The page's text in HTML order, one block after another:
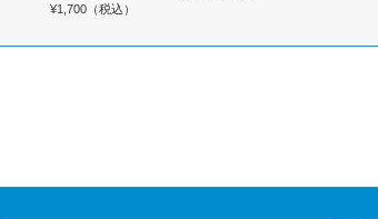
¥1,700（税込）